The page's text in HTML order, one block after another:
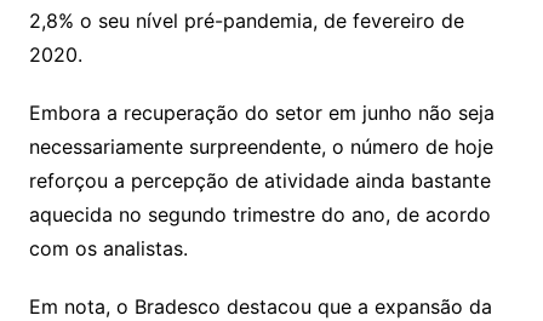
2,8% o seu nível pré-pandemia, de fevereiro de
2020.
Embora a recuperação do setor em junho não seja
necessariamente surpreendente, o número de hoje
reforçou a percepção de atividade ainda bastante
aquecida no segundo trimestre do ano, de acordo
com os analistas.
Em nota, o Bradesco destacou que a expansão da